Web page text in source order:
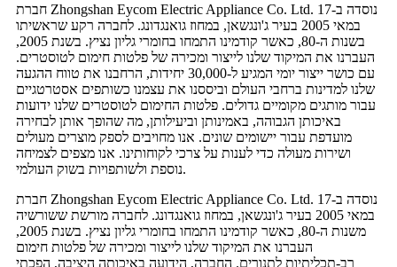
חברת Zhongshan Eycom Electric Appliance Co. Ltd. נוסדה ב-17
במאי 2005 בעיר ג'ונגשאן, במחוז גואנגדונג. לחברה רקע שראשיתו
בשנות ה-80, כאשר קודמינו התמחו בחומרי גליון נציץ. בשנת 2005,
העברנו את המיקוד שלנו לייצור ומכירה של פלטות חימום לטוסטרים.
עם כושר ייצור יומי המגיע ל-30,000 יחידות, הרחבנו את טווח ההגעה
שלנו למדינות ברחבי העולם וביססנו את עצמנו כשותפים אסטרטגיים
עבור מותגים מקומיים גדולים. פלטות החימום לטוסטרים שלנו ידועות
באיכותן הגבוהה, באמינותן וביעילותן, מה שהופך אותן לבחירה
מועדפת עבור יישומים שונים. אנו מחויבים לספק מוצרים מעולים
ושירות מעולה כדי לענות על צרכי לקוחותינו. אנו מצפים לצמיחה
נוספת ולשותפויות בשוק העולמי.
חברת Zhongshan Eycom Electric Appliance Co. Ltd. נוסדה ב-17
במאי 2005 בעיר ג'ונגשאן, במחוז גואנגדונג. לחברה מורשת ששורשיה
משנות ה-80, כאשר קודמינו התמחו בחומרי גליון נציץ. בשנת 2005,
העברנו את המיקוד שלנו לייצור ומכירה של פלטות חימום
רב-תכליתיות לתנורים. החברה, הידועה באיכותה היציבה, הפכתי